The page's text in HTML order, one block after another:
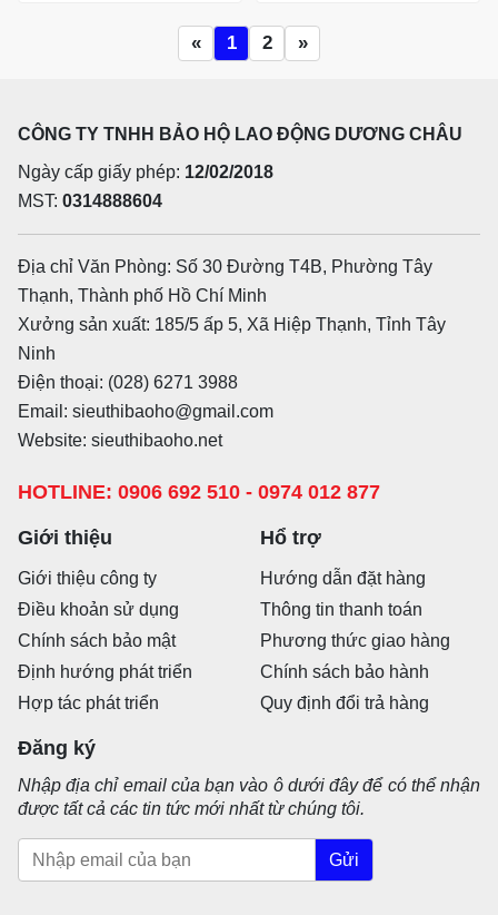
« 1 2 »
CÔNG TY TNHH BẢO HỘ LAO ĐỘNG DƯƠNG CHÂU
Ngày cấp giấy phép: 12/02/2018
MST: 0314888604
Địa chỉ Văn Phòng: Số 30 Đường T4B, Phường Tây
Thạnh, Thành phố Hồ Chí Minh
Xưởng sản xuất: 185/5 ấp 5, Xã Hiệp Thạnh, Tỉnh Tây
Ninh
Điện thoại: (028) 6271 3988
Email: sieuthibaoho@gmail.com
Website: sieuthibaoho.net
HOTLINE: 0906 692 510 - 0974 012 877
Giới thiệu
Giới thiệu công ty
Điều khoản sử dụng
Chính sách bảo mật
Định hướng phát triển
Hợp tác phát triển
Hổ trợ
Hướng dẫn đặt hàng
Thông tin thanh toán
Phương thức giao hàng
Chính sách bảo hành
Quy định đổi trả hàng
Đăng ký
Nhập địa chỉ email của bạn vào ô dưới đây để có thể nhận
được tất cả các tin tức mới nhất từ chúng tôi.
Gửi